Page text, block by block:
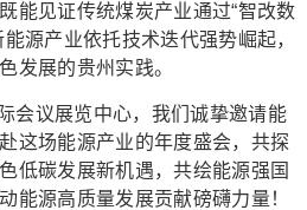
能见证传统煤炭产业通过“智改数
源产业依托技术迭代强势崛起，
发展的贵州实践。
会议展览中心，我们诚挚邀请能
这场能源产业的年度盛会，共探
低碳发展新机遇，共绘能源强国
能源高质量发展贡献磅礴力量！